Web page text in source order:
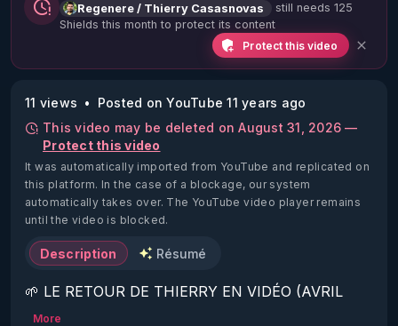
Regenere / Thierry Casasnovas
still needs 125
Shields this month to protect its content
Protect this video
11 views
Posted on YouTube 11 years ago
This video may be deleted on August 31, 2026 —
Protect this video
It was automatically imported from YouTube and replicated on
this platform. In the case of a blockage, our system
automatically takes over. The YouTube video player remains
until the video is blocked.
Description Résumé
🌱 LE RETOUR DE THIERRY EN VIDÉO (AVRIL
2022)!
More